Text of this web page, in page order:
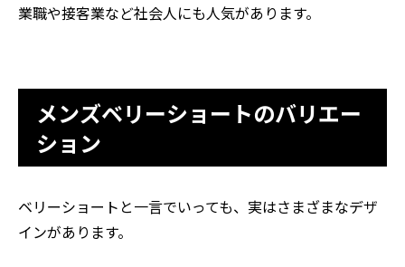
業職や接客業など社会人にも人気があります。
メンズベリーショートのバリエー
ション
ベリーショートと一言でいっても、実はさまざまなデザ
インがあります。